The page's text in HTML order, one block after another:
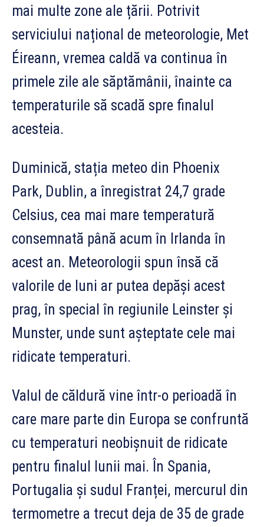
mai multe zone ale țării. Potrivit
serviciului național de meteorologie, Met
Éireann, vremea caldă va continua în
primele zile ale săptămânii, înainte ca
temperaturile să scadă spre finalul
acesteia.
Duminică, stația meteo din Phoenix
Park, Dublin, a înregistrat 24,7 grade
Celsius, cea mai mare temperatură
consemnată până acum în Irlanda în
acest an. Meteorologii spun însă că
valorile de luni ar putea depăși acest
prag, în special în regiunile Leinster și
Munster, unde sunt așteptate cele mai
ridicate temperaturi.
Valul de căldură vine într-o perioadă în
care mare parte din Europa se confruntă
cu temperaturi neobișnuit de ridicate
pentru finalul lunii mai. În Spania,
Portugalia și sudul Franței, mercurul din
termometre a trecut deja de 35 de grade